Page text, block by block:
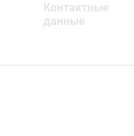
Контактные
данные